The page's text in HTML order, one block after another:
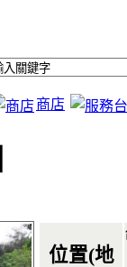
商店
位置(地